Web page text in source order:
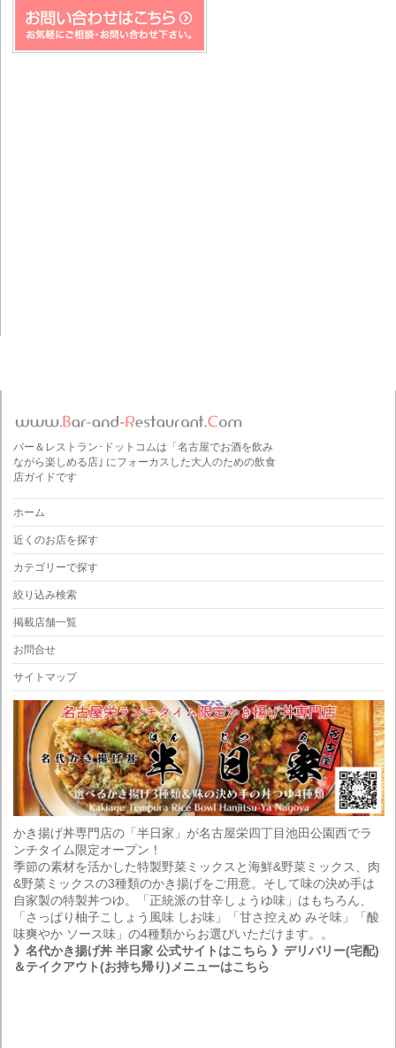
バー＆レストラン･ドットコムは「名古屋でお酒を飲み
ながら楽しめる店｣ にフォーカスした大人のための飲食
店ガイドです
ホーム
近くのお店を探す
カテゴリーで探す
絞り込み検索
掲載店舗一覧
お問合せ
サイトマップ
かき揚げ丼専門店の「半日家」が名古屋栄四丁目池田公園西でラ
ンチタイム限定オープン！
季節の素材を活かした特製野菜ミックスと海鮮&野菜ミックス、肉
&野菜ミックスの3種類のかき揚げをご用意。そして味の決め手は
自家製の特製丼つゆ。「正統派の甘辛しょうゆ味」はもちろん、
「さっぱり柚子こしょう風味 しお味」「甘さ控えめ みそ味」「酸
味爽やか ソース味」の4種類からお選びいただけます。。
》名代かき揚げ丼 半日家 公式サイトはこちら 》デリバリー(宅配)
＆テイクアウト(お持ち帰り)メニューはこちら